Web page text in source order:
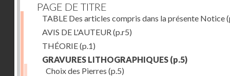
PAGE DE TITRE
TABLE Des articles compris dans la présente Notice
AVIS DE L'AUTEUR (p.r5)
THÉORIE(p.1)
GRAVURES LITHOGRAPHIQUES (p.5)
Choix des Pierres (p.5)